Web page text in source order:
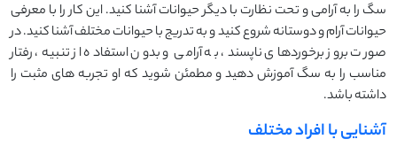
سگ را به آرامی و تحت نظارت با دیگر حیوانات آشنا کنید. این کار را با معرفی
حیوانات آرام و دوستانه شروع کنید و به تدریج با حیوانات مختلف آشنا کنید. در
صورت بروز برخوردهای ناپسند، به آرامی و بدون استفاده از تنبیه، رفتار
مناسب را به سگ آموزش دهید و مطمئن شوید که او تجربه‌ های مثبت را
داشته باشد.
آشنایی با افراد مختلف